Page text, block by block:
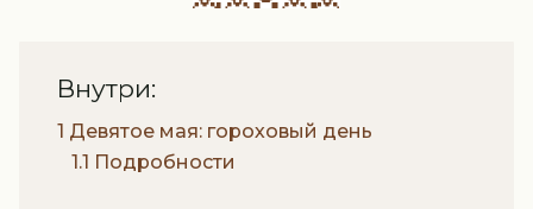
Внутри:
1 Девятое мая: гороховый день
1.1 Подробности